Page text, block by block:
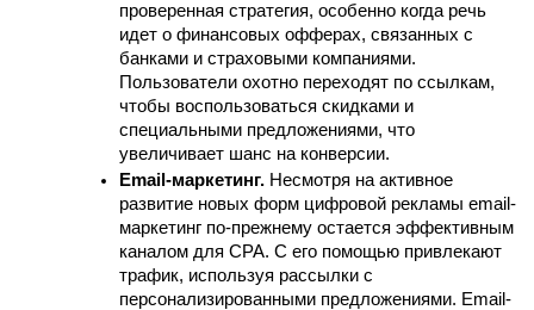
проверенная стратегия, особенно когда речь
идет о финансовых офферах, связанных с
банками и страховыми компаниями.
Пользователи охотно переходят по ссылкам,
чтобы воспользоваться скидками и
специальными предложениями, что
увеличивает шанс на конверсии.
Email-маркетинг. Несмотря на активное
развитие новых форм цифровой рекламы email-
маркетинг по-прежнему остается эффективным
каналом для CPA. С его помощью привлекают
трафик, используя рассылки с
персонализированными предложениями. Email-